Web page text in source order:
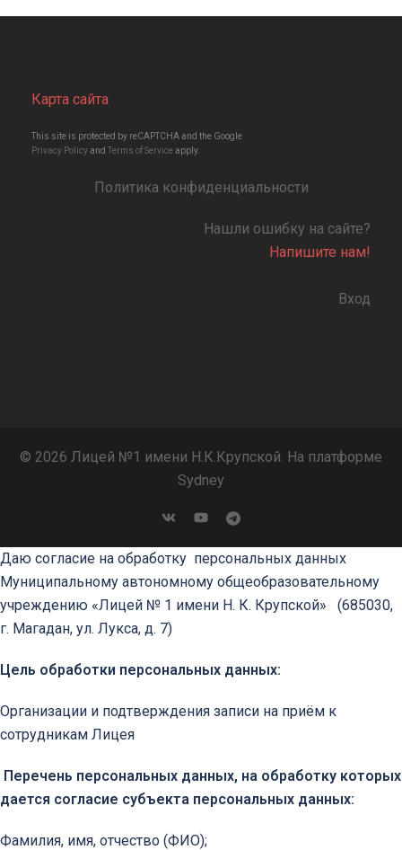
Карта сайта
This site is protected by reCAPTCHA and the Google
Privacy Policyand Terms of Serviceapply.
Политика конфиденциальности
Нашли ошибку на сайте?
Напишите нам!
Вход
© 2026 Лицей №1 имени Н.К.Крупской. На платформе
Sydney
Даю согласие на обработку персональных данных
Муниципальному автономному общеобразовательному
учреждению «Лицей № 1 имени Н. К. Крупской»
(685030,
г. Магадан, ул. Лукса, д. 7)
Цель обработки персональных данных:
Организации и подтверждения записи на приём к
сотрудникам Лицея
Перечень персональных данных, на обработку которых
дается согласие субъекта персональных данных:
Фамилия, имя, отчество (ФИО);